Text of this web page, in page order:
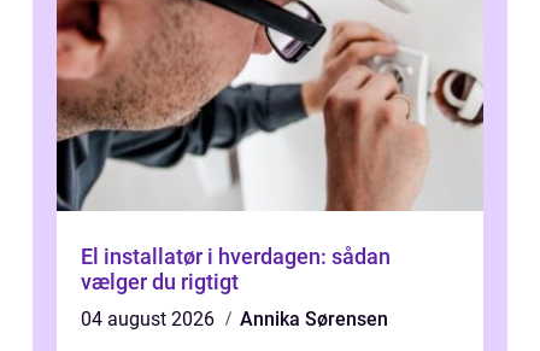
El installatør i hverdagen: sådan
vælger du rigtigt
04 august 2026
Annika Sørensen